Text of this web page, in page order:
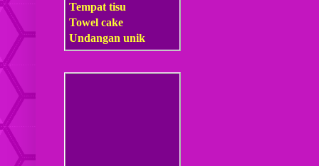
Tempat tisu
Towel cake
Undangan unik